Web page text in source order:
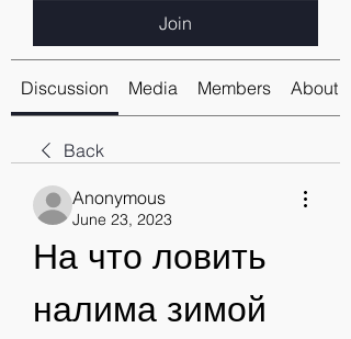
Join
Discussion Media Members About
Back
Anonymous
June 23, 2023
На что ловить
налима зимой